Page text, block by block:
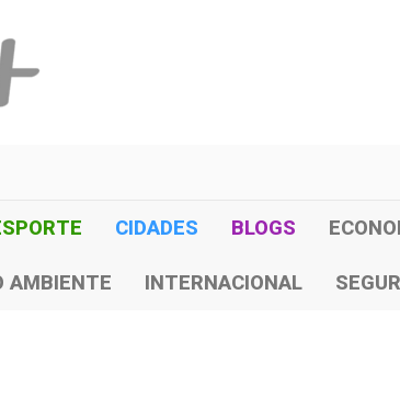
CIDADES BLOGS
AMBIENTE INTERNACIONAL